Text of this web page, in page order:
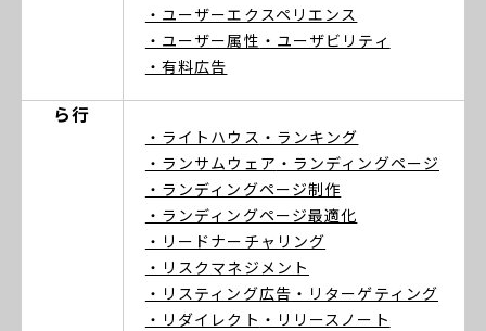
・ユーザーエクスペリエンス
・ユーザー属性 ・ユーザビリティ
・有料広告
ら行
・ライトハウス ・ランキング
・ランサムウェア ・ランディングページ
・ランディングページ制作
・ランディングページ最適化
・リードナーチャリング
・リスクマネジメント
・リスティング広告 ・リターゲティング
・リダイレクト ・リリースノート